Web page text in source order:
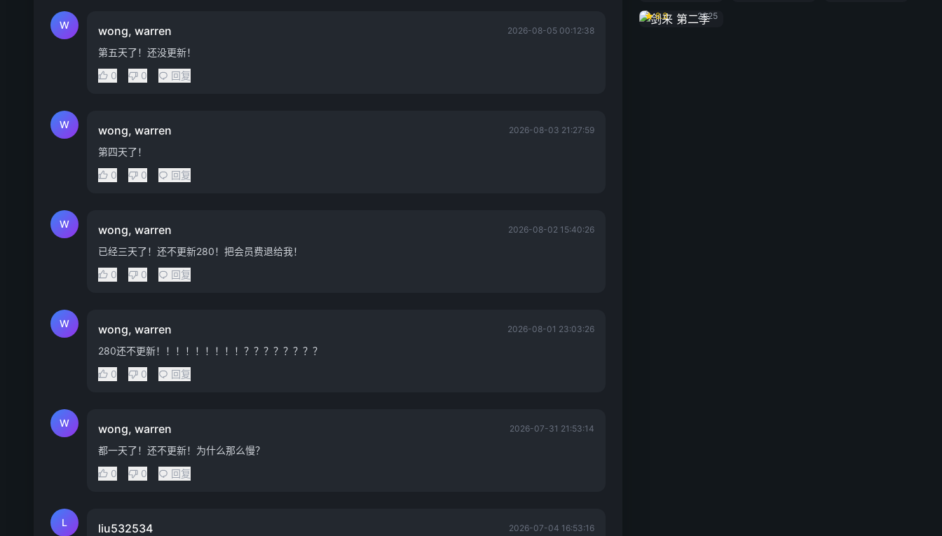
8.3
2025
W wong, warren 2026-08-05 00:12:38
第五天了！还没更新！
0
0 回复
W wong, warren 2026-08-03 21:27:59
第四天了！
0
0 回复
W wong, warren 2026-08-02 15:40:26
已经三天了！还不更新280！把会员费退给我！
0
0 回复
W wong, warren 2026-08-01 23:03:26
280还不更新！！！！！！！！！？？？？？？？？
0
0 回复
W wong, warren 2026-07-31 21:53:14
都一天了！还不更新！为什么那么慢？
0
0 回复
L liu532534 2026-07-04 16:53:16